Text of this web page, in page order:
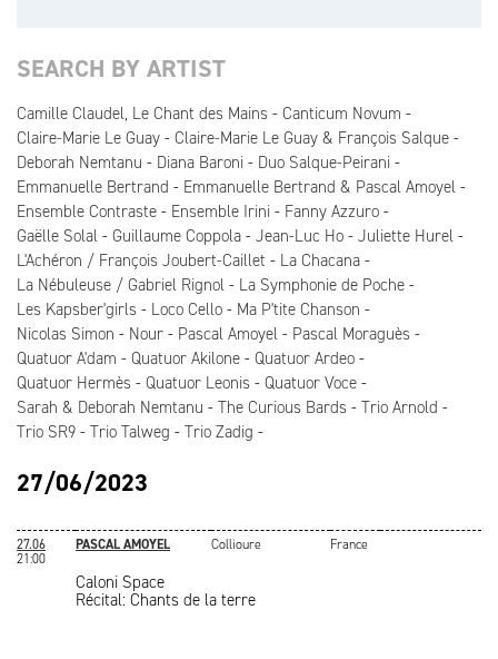
SEARCH BY ARTIST
Camille Claudel, Le Chant des Mains
Canticum Novum
Claire-Marie Le Guay
Claire-Marie Le Guay & François Salque
Deborah Nemtanu
Diana Baroni
Duo Salque-Peirani
Emmanuelle Bertrand
Emmanuelle Bertrand & Pascal Amoyel
Ensemble Contraste
Ensemble Irini
Fanny Azzuro
Gaëlle Solal
Guillaume Coppola Jean-Luc Ho
Juliette Hurel
L'Achéron / François Joubert-Caillet
La Chacana
La Nébuleuse / Gabriel Rignol
La Symphonie de Poche
Les Kapsber'girls
Loco Cello
Ma P'tite Chanson
Nicolas Simon
Nour Pascal Amoyel
Pascal Moraguès
Quatuor A'dam
Quatuor Akilone
Quatuor Ardeo
Quatuor Hermès
Quatuor Leonis
Quatuor Voce
Sarah & Deborah Nemtanu
The Curious Bards
Trio Arnold
Trio SR9
Trio Talweg Trio Zadig
27/06/2023
27.06
21:00
PASCAL AMOYEL Collioure France
Caloni Space
Récital: Chants de la terre